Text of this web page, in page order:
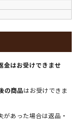
金はお受けできませ
の商品はお受けできま
あった場合は返品・